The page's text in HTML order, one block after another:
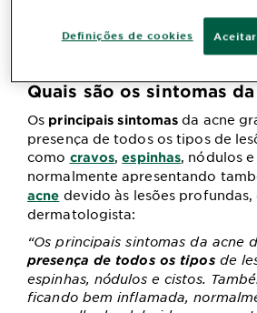
forma mais abrupta e mais
Quais são os sintomas
Os principais sintomasda acne
presença de todos os tipos de
como cravos,espinhas, nódulos
normalmente apresentando
acne devido às lesões
dermatologista:
“Os principais sintomas da acne
presença de todos os tiposde
espinhas, nódulos e cistos.
ficando bem inflamada,
Definições de cookies